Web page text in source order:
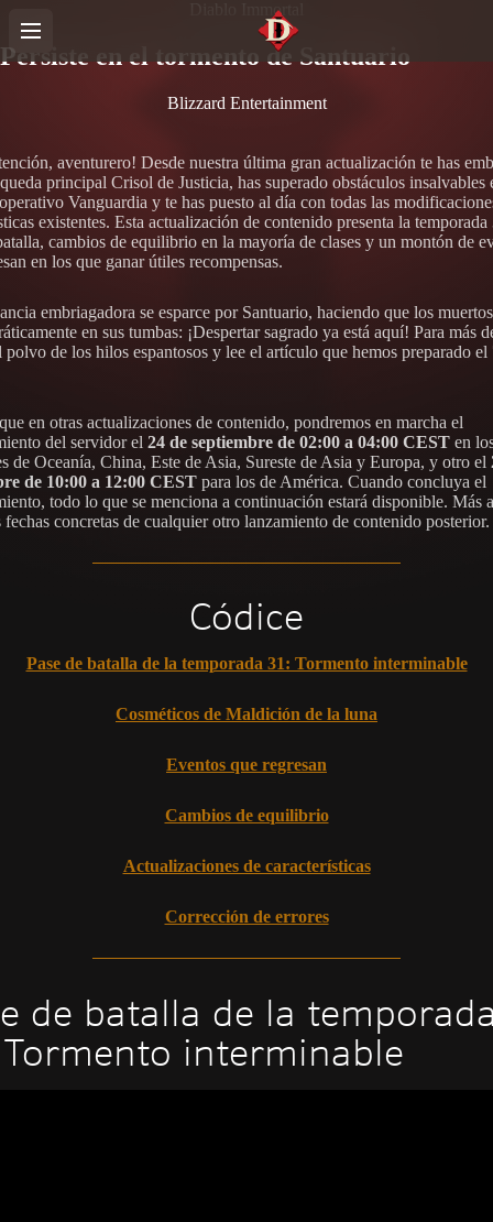
Diablo Immortal
Persiste en el tormento de Santuario
Blizzard Entertainment
aventurero! Desde nuestra última gran actualización te has
principal Crisol de Justicia, has superado obstáculos insalvables
Vanguardia y te has puesto al día con todas las
existentes. Esta actualización de contenido presenta la temporada
cambios de equilibrio en la mayoría de clases y un montón de
en los que ganar útiles recompensas.
embriagadora se esparce por Santuario, haciendo que los
en sus tumbas: ¡Despertar sagrado ya está aquí! Para más
polvo de los hilos espantosos y lee el artículo que hemos preparado el
en otras actualizaciones de contenido, pondremos en marcha el
del servidor el 24 de septiembre de 02:00 a 04:00 CEST en
de Oceanía, China, Este de Asia, Sureste de Asia y Europa, y otro el
de 10:00 a 12:00 CEST para los de América. Cuando concluya el
todo lo que se menciona a continuación estará disponible. Más
fechas concretas de cualquier otro lanzamiento de contenido posterior.
Códice
Pase de batalla de la temporada 31: Tormento interminable
Cosméticos de Maldición de la luna
Eventos que regresan
Cambios de equilibrio
Actualizaciones de características
Corrección de errores
de batalla de la
interminable